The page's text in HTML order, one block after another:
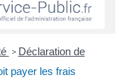
> Déclaration de
payer les frais